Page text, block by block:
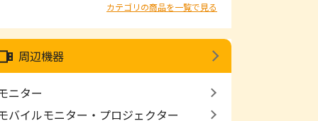
カテゴリの商品を一覧で見る
周辺機器
ニター
バイルモニター・プロジェクター